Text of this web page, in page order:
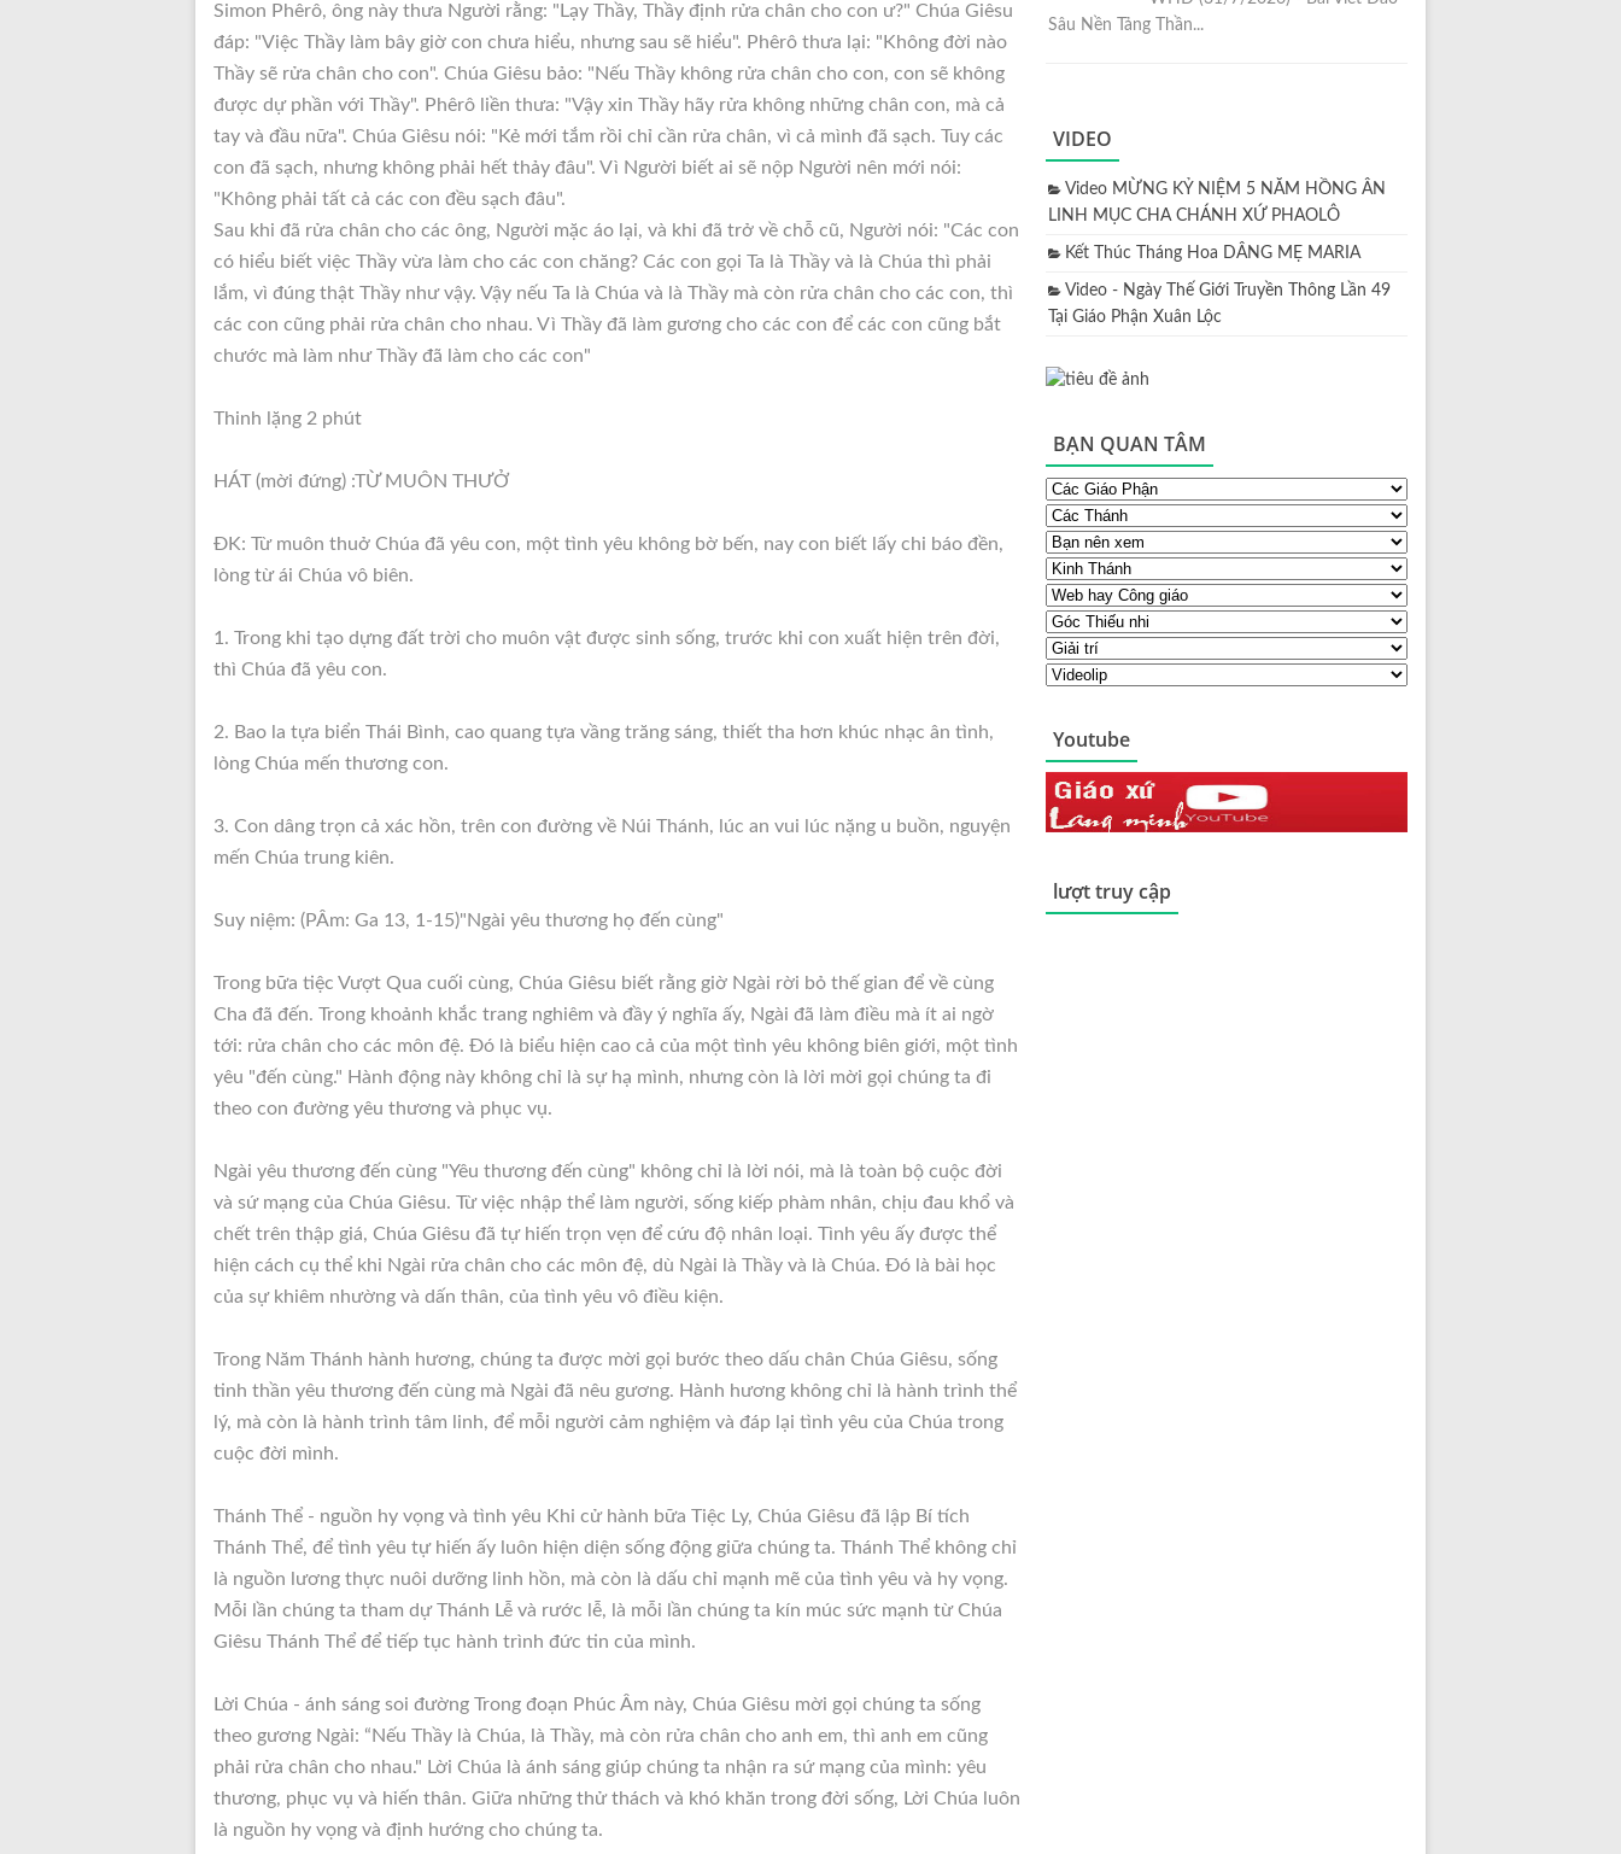
Simon Phêrô, ông này thưa Người rằng: "Lạy Thầy, Thầy định rửa chân cho con ư?" Chúa Giêsu
đáp: "Việc Thầy làm bây giờ con chưa hiểu, nhưng sau sẽ hiểu". Phêrô thưa lại: "Không đời nào
Thầy sẽ rửa chân cho con". Chúa Giêsu bảo: "Nếu Thầy không rửa chân cho con, con sẽ không
được dự phần với Thầy". Phêrô liền thưa: "Vậy xin Thầy hãy rửa không những chân con, mà cả
tay và đầu nữa". Chúa Giêsu nói: "Kẻ mới tắm rồi chỉ cần rửa chân, vì cả mình đã sạch. Tuy các
con đã sạch, nhưng không phải hết thảy đâu". Vì Người biết ai sẽ nộp Người nên mới nói:
"Không phải tất cả các con đều sạch đâu".
Sau khi đã rửa chân cho các ông, Người mặc áo lại, và khi đã trở về chỗ cũ, Người nói: "Các con
có hiểu biết việc Thầy vừa làm cho các con chăng? Các con gọi Ta là Thầy và là Chúa thì phải
lắm, vì đúng thật Thầy như vậy. Vậy nếu Ta là Chúa và là Thầy mà còn rửa chân cho các con, thì
các con cũng phải rửa chân cho nhau. Vì Thầy đã làm gương cho các con để các con cũng bắt
chước mà làm như Thầy đã làm cho các con"
Thinh lặng 2 phút
HÁT (mời đứng) :TỪ MUÔN THƯỞ
ÐK: Từ muôn thuở Chúa đã yêu con, một tình yêu không bờ bến, nay con biết lấy chi báo đền,
lòng từ ái Chúa vô biên.
1. Trong khi tạo dựng đất trời cho muôn vật được sinh sống, trước khi con xuất hiện trên đời,
thì Chúa đã yêu con.
2. Bao la tựa biển Thái Bình, cao quang tựa vầng trăng sáng, thiết tha hơn khúc nhạc ân tình,
lòng Chúa mến thương con.
3. Con dâng trọn cả xác hồn, trên con đường về Núi Thánh, lúc an vui lúc nặng u buồn, nguyện
mến Chúa trung kiên.
Suy niệm: (PÂm: Ga 13, 1-15)"Ngài yêu thương họ đến cùng"
Trong bữa tiệc Vượt Qua cuối cùng, Chúa Giêsu biết rằng giờ Ngài rời bỏ thế gian để về cùng
Cha đã đến. Trong khoảnh khắc trang nghiêm và đầy ý nghĩa ấy, Ngài đã làm điều mà ít ai ngờ
tới: rửa chân cho các môn đệ. Đó là biểu hiện cao cả của một tình yêu không biên giới, một tình
yêu "đến cùng." Hành động này không chỉ là sự hạ mình, nhưng còn là lời mời gọi chúng ta đi
theo con đường yêu thương và phục vụ.
Ngài yêu thương đến cùng "Yêu thương đến cùng" không chỉ là lời nói, mà là toàn bộ cuộc đời
và sứ mạng của Chúa Giêsu. Từ việc nhập thể làm người, sống kiếp phàm nhân, chịu đau khổ và
chết trên thập giá, Chúa Giêsu đã tự hiến trọn vẹn để cứu độ nhân loại. Tình yêu ấy được thể
hiện cách cụ thể khi Ngài rửa chân cho các môn đệ, dù Ngài là Thầy và là Chúa. Đó là bài học
của sự khiêm nhường và dấn thân, của tình yêu vô điều kiện.
Trong Năm Thánh hành hương, chúng ta được mời gọi bước theo dấu chân Chúa Giêsu, sống
tinh thần yêu thương đến cùng mà Ngài đã nêu gương. Hành hương không chỉ là hành trình thể
lý, mà còn là hành trình tâm linh, để mỗi người cảm nghiệm và đáp lại tình yêu của Chúa trong
cuộc đời mình.
Thánh Thể - nguồn hy vọng và tình yêu Khi cử hành bữa Tiệc Ly, Chúa Giêsu đã lập Bí tích
Thánh Thể, để tình yêu tự hiến ấy luôn hiện diện sống động giữa chúng ta. Thánh Thể không chỉ
là nguồn lương thực nuôi dưỡng linh hồn, mà còn là dấu chỉ mạnh mẽ của tình yêu và hy vọng.
Mỗi lần chúng ta tham dự Thánh Lễ và rước lễ, là mỗi lần chúng ta kín múc sức mạnh từ Chúa
Giêsu Thánh Thể để tiếp tục hành trình đức tin của mình.
Lời Chúa - ánh sáng soi đường Trong đoạn Phúc Âm này, Chúa Giêsu mời gọi chúng ta sống
theo gương Ngài: “Nếu Thầy là Chúa, là Thầy, mà còn rửa chân cho anh em, thì anh em cũng
phải rửa chân cho nhau." Lời Chúa là ánh sáng giúp chúng ta nhận ra sứ mạng của mình: yêu
thương, phục vụ và hiến thân. Giữa những thử thách và khó khăn trong đời sống, Lời Chúa luôn
là nguồn hy vọng và định hướng cho chúng ta.
Sâu Nền Tảng Thần...
VIDEO
Video MỪNG KỶ NIỆM 5 NĂM HỒNG ÂN
LINH MỤC CHA CHÁNH XỨ PHAOLÔ
Kết Thúc Tháng Hoa DÂNG MẸ MARIA
Video - Ngày Thế Giới Truyền Thông Lần 49
Tại Giáo Phận Xuân Lộc
BẠN QUAN TÂM
Youtube
lượt truy cập